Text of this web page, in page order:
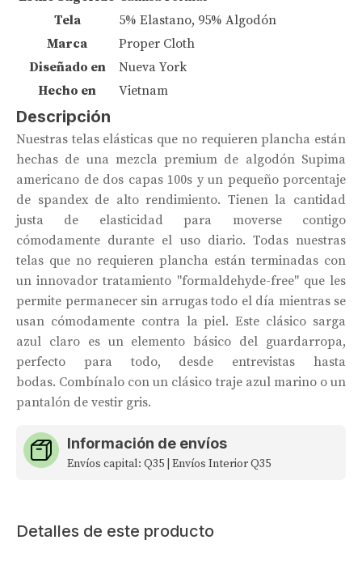
Tela
5% Elastano, 95% Algodón
Marca
Proper Cloth
Diseñado en
Nueva York
Hecho en
Vietnam
Descripción
Nuestras telas elásticas que no requieren plancha están
hechas de una mezcla premium de algodón Supima
americano de dos capas 100s y un pequeño porcentaje
de spandex de alto rendimiento. Tienen la cantidad
justa de elasticidad para moverse contigo
cómodamente durante el uso diario. Todas nuestras
telas que no requieren plancha están terminadas con
un innovador tratamiento "formaldehyde-free" que les
permite permanecer sin arrugas todo el día mientras se
usan cómodamente contra la piel. Este clásico sarga
azul claro es un elemento básico del guardarropa,
perfecto para todo, desde entrevistas hasta
bodas. Combínalo con un clásico traje azul marino o un
pantalón de vestir gris.
Información de envíos
Envíos capital: Q35 | Envíos Interior Q35
Detalles de este producto